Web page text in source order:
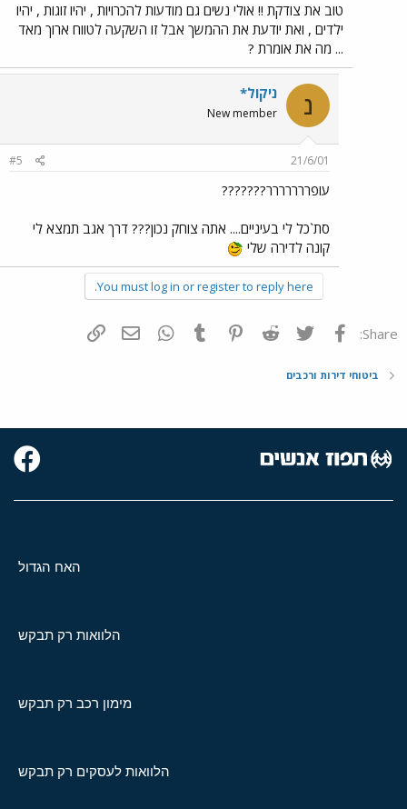
טוב את צודקת !! אולי נשים גם מודעות להכרויות , יהיו זוגות , יהיו
ילדים , ואת יודעת את ההמשך אבל זו השקעה לטווח ארוך מאד
... מה את אומרת ?
נ ניקול*
New member
21/6/01
#5
עופררררררר???????
סת`כל לי בעיניים.... אתה צוחק נכון??? דרך אגב תמצא לי
קונה לדירה שלי
You must log in or register to reply here.
Share: פייסבוק Twitter
Reddit
Pinterest
Tumblr
WhatsAppדואר אלקטרוני
ביטוחי דירות ורכבים
האח הגדול
הלוואות רק תבקש
מימון רכב רק תבקש
הלוואות לעסקים רק תבקש